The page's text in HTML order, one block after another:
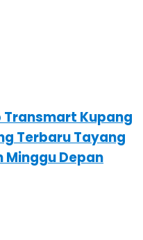
Transmart Kupang
Terbaru Tayang
Minggu Depan